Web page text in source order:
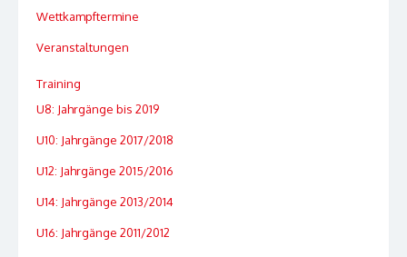
Wettkampftermine
Veranstaltungen
Training
U8: Jahrgänge bis 2019
U10: Jahrgänge 2017/2018
U12: Jahrgänge 2015/2016
U14: Jahrgänge 2013/2014
U16: Jahrgänge 2011/2012